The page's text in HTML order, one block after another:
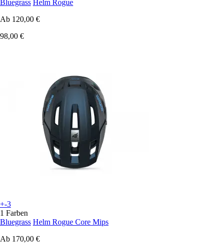
Bluegrass Helm Rogue
Ab 120,00 €
98,00 €
+-3
1 Farben
Bluegrass Helm Rogue Core Mips
Ab 170,00 €